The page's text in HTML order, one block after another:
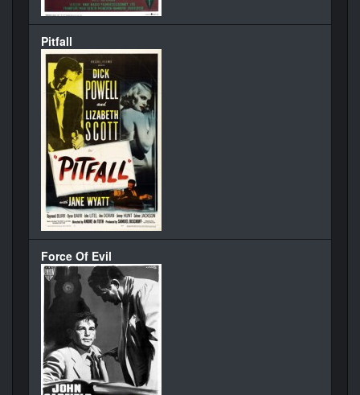
Pitfall
Force Of Evil